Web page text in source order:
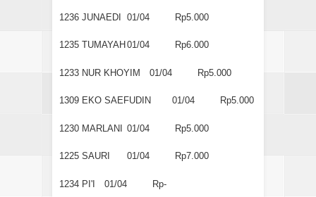
1236 JUNAEDI 01/04 Rp5.000
1235 TUMAYAH 01/04 Rp6.000
1233 NUR KHOYIM 01/04 Rp5.000
1309 EKO SAEFUDIN 01/04 Rp5.000
1230 MARLANI 01/04 Rp5.000
1225 SAURI 01/04 Rp7.000
1234 PI'I 01/04 Rp-